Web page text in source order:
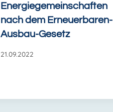
Energiegemeinschaften
nach dem Erneuerbaren-
Ausbau-Gesetz
21.09.2022